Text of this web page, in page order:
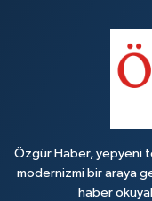
Özgür Haber, yepyeni
modernizmi bir araya
haber